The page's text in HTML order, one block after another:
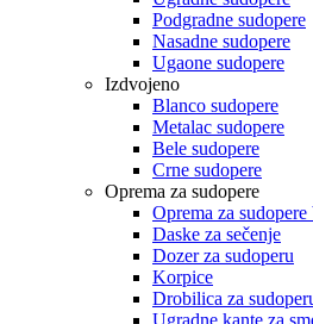
Podgradne sudopere
Nasadne sudopere
Ugaone sudopere
Izdvojeno
Blanco sudopere
Metalac sudopere
Bele sudopere
Crne sudopere
Oprema za sudopere
Oprema za
Daske za sečenje
Dozer za sudoperu
Korpice
Drobilica za
Ugradne kante za